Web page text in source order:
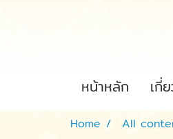
หน้าหลัก เกี่
Home All